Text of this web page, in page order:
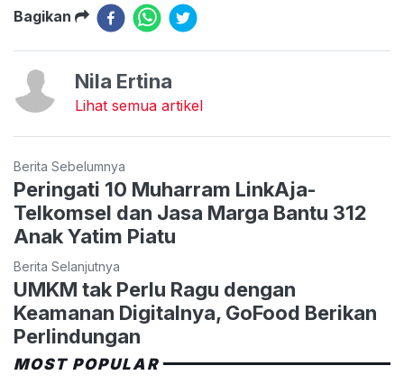
Bagikan
Nila Ertina
Lihat semua artikel
Berita Sebelumnya
Peringati 10 Muharram LinkAja-
Telkomsel dan Jasa Marga Bantu 312
Anak Yatim Piatu
Berita Selanjutnya
UMKM tak Perlu Ragu dengan
Keamanan Digitalnya, GoFood Berikan
Perlindungan
MOST POPULAR